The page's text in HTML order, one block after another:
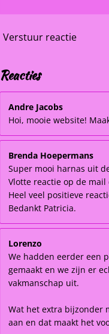
Verstuur reactie
Reacties
Andre Jacobs
Hoi, mooie website!
Brenda Hoepermans
Super mooi harnas uit
Vlotte reactie op de
Heel veel positieve
Bedankt Patricia.
Lorenzo
We hadden eerder een
gemaakt en we zijn er
vakmanschap uit.
Wat het extra bijzonder
aan en dat maakt het